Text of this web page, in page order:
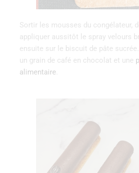
Sortir les mousses du congélateur,
appliquer aussitôt le spray velours
ensuite sur le biscuit de pâte
un grain de café en chocolat et une
alimentaire